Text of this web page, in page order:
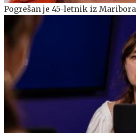
Pogrešan je 45-letnik iz Maribora